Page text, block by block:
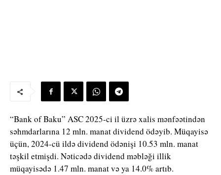
“Bank of Baku” ASC 2025-ci il üzrə xalis mənfəətindən
səhmdarlarına 12 mln. manat dividend ödəyib. Müqayisə
üçün, 2024-cü ildə dividend ödənişi 10.53 mln. manat
təşkil etmişdi. Nəticədə dividend məbləği illik
müqayisədə 1.47 mln. manat və ya 14.0% artıb.